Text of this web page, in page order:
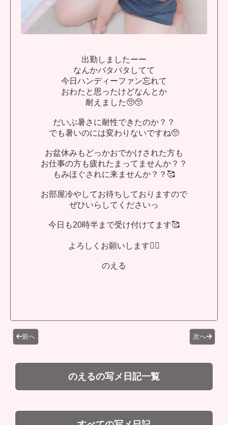
出勤しましたーー
なんかバタバタしてて
今日ハンディーファン忘れて
おわたと思ったけどなんとか
耐えました🥺🥺
だいぶ暑さに耐性できたのか？？
でも暑いのには変わりないですね🥺
お盆休みもどっかおでかけされた方も
お仕事の方も疲れたまってませんか？？
もみほぐされに来ませんか？？🥰
お部屋冷やしてお待ちしておりますので
ぜひいらしてくださいっ
今日も20時半まで受け付けてます🥰
よろしくお願いします🙇‍♀️
のえる
前へ 次へ
のえるの写メ日記一覧